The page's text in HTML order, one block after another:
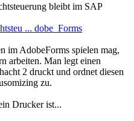
bleibt im SAP
... dobe_Forms
im AdobeForms spielen mag,
arbeiten. Man legt einen
2 druckt und ordnet diesen
zu.
Drucker ist...